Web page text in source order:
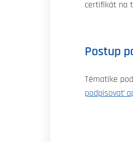
certifikát na
Postup
Tématike
podpisovať